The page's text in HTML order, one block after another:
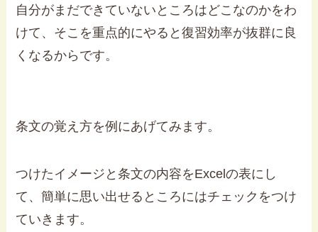
自分がまだできていないところはどこなのかをわ
けて、そこを重点的にやると復習効率が抜群に良
くなるからです。
条文の覚え方を例にあげてみます。
つけたイメージと条文の内容をExcelの表にし
て、簡単に思い出せるところにはチェックをつけ
ていきます。